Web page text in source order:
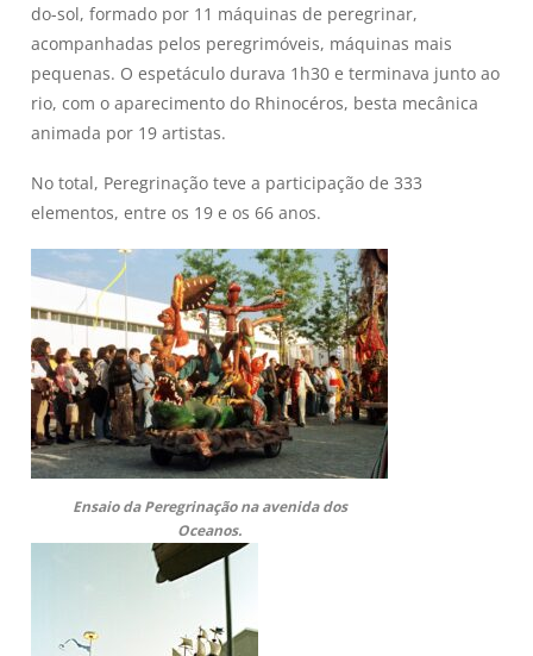
do-sol, formado por 11 máquinas de peregrinar,
acompanhadas pelos peregrimóveis, máquinas mais
pequenas. O espetáculo durava 1h30 e terminava junto ao
rio, com o aparecimento do Rhinocéros, besta mecânica
animada por 19 artistas.
No total, Peregrinação teve a participação de 333
elementos, entre os 19 e os 66 anos.
Ensaio da Peregrinação na avenida dos
Oceanos.